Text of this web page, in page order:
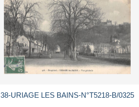
38-URIAGE LES BAINS-N°T5218-B/0325